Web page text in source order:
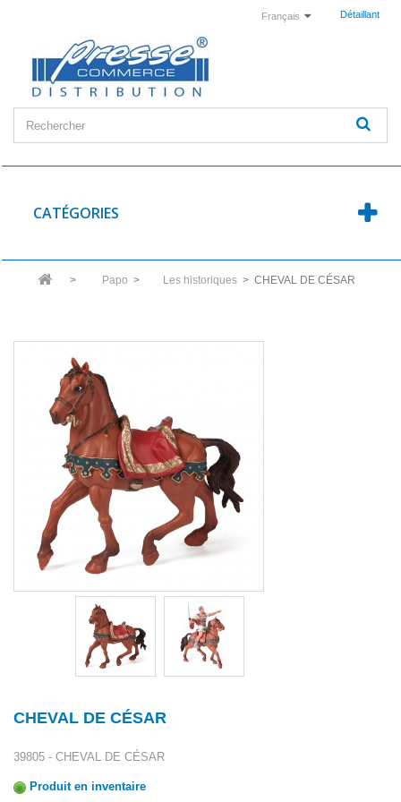
Détaillant
Français
CATÉGORIES
> Papo > Les historiques > CHEVAL DE CÉSAR
CHEVAL DE CÉSAR
39805 - CHEVAL DE CÉSAR
Produit en inventaire